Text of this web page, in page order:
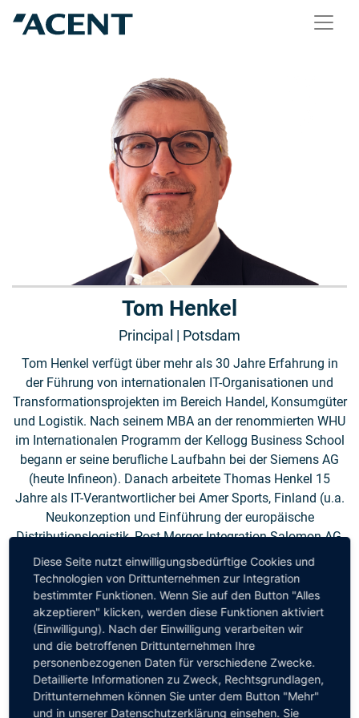
Tom Henkel
Principal | Potsdam
Tom Henkel verfügt über mehr als 30 Jahre Erfahrung in
der Führung von internationalen IT-Organisationen und
Transformationsprojekten im Bereich Handel, Konsumgüter
und Logistik. Nach seinem MBA an der renommierten WHU
im Internationalen Programm der Kellogg Business School
begann er seine berufliche Laufbahn bei der Siemens AG
(heute Infineon). Danach arbeitete Thomas Henkel 15
Jahre als IT-Verantwortlicher bei Amer Sports, Finland (u.a.
Neukonzeption und Einführung der europäische
Distributionslogistik, Post-Merger-Integration Salomon AG,
Design und Implementierung einer harmonisierten globalen
Geschäftsprozess- & Systemlandschaft) und als
Geschäftsführer der europäischen Servicegesellschaft.
Darauf folgten Stationen als CIO und Geschäftsführer der
Servicegesellschaft bei C&A, Düsseldorf, sowie E/D/E (eine
Verbundgruppe für Werkzeuge, Sanitär, Bau und Stahl) in
Wuppertal.
Zusätzlich zu diesen Positionen ist Thomas Henkel seit
Diese Seite nutzt einwilligungsbedürftige Cookies und
Technologien von Drittunternehmen zur Integration
bestimmter Funktionen. Wenn Sie auf den Button "Alles
akzeptieren" klicken, werden diese Funktionen aktiviert
(Einwilligung). Nach der Einwilligung verarbeiten wir
und die betroffenen Drittunternehmen Ihre
personenbezogenen Daten für verschiedene Zwecke.
Detaillierte Informationen zu Zweck, Rechtsgrundlagen,
Drittunternehmen können Sie unter dem Button "Mehr"
und in unserer Datenschutzerklärung einsehen. Sie